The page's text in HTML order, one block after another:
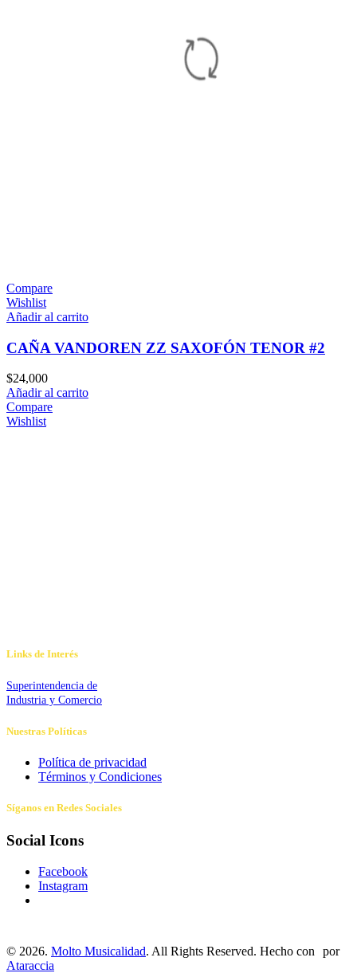
Compare
Wishlist
Añadir al carrito
CAÑA VANDOREN ZZ SAXOFÓN TENOR #2
$24,000
Añadir al carrito
Compare
Wishlist
Links de Interés
Superintendencia de
Industria y Comercio
Nuestras Políticas
Política de privacidad
Términos y Condiciones
Síganos en Redes Sociales
Social Icons
Facebook
Instagram
© 2026. Molto Musicalidad. All Rights Reserved. Hecho con
por
Ataraccia